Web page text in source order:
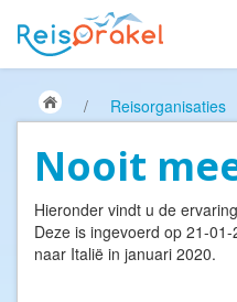
/ Reisorganisaties
Nooit
Hieronder vindt u de
Deze is ingevoerd op 21-
naar Italië in januari 2020.